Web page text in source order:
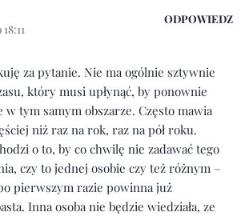
ODPOWIEDZ
za pytanie. Nie ma ogólnie sztywnie
który musi upłynąć, by ponownie
w tym samym obszarze. Często mawia
niż raz na rok, raz na pół roku.
o to, by co chwilę nie zadawać tego
czy to jednej osobie czy też różnym –
pierwszym razie powinna już
Inna osoba nie będzie wiedziała, ze